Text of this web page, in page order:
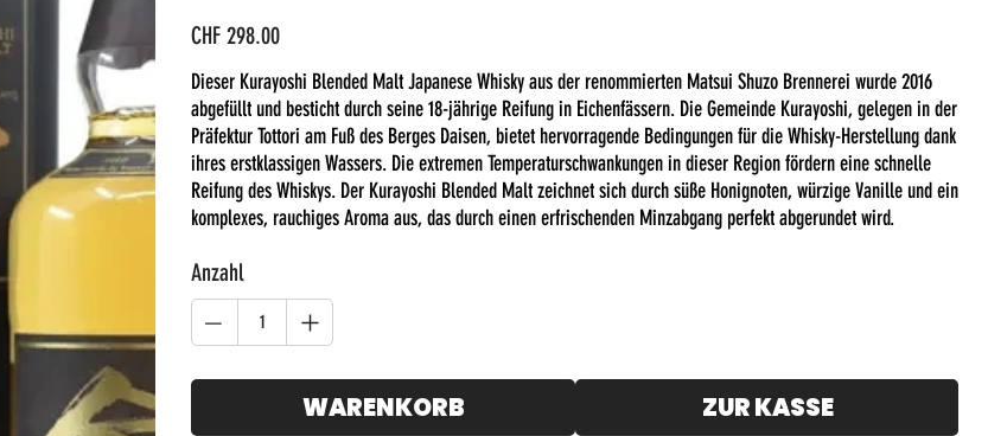
Preis
CHF 298.00
Dieser Kurayoshi Blended Malt Japanese Whisky aus der renommierten Matsui Shuzo Brennerei wurde 2016
abgefüllt und besticht durch seine 18-jährige Reifung in Eichenfässern. Die Gemeinde Kurayoshi, gelegen in der
Präfektur Tottori am Fuß des Berges Daisen, bietet hervorragende Bedingungen für die Whisky-Herstellung dank
ihres erstklassigen Wassers. Die extremen Temperaturschwankungen in dieser Region fördern eine schnelle
Reifung des Whiskys. Der Kurayoshi Blended Malt zeichnet sich durch süße Honignoten, würzige Vanille und ein
komplexes, rauchiges Aroma aus, das durch einen erfrischenden Minzabgang perfekt abgerundet wird.
Anzahl
WARENKORB ZUR KASSE